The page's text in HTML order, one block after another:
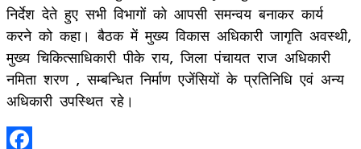
निर्देश देते हुए सभी विभागों को आपसी समन्वय बनाकर कार्य
करने को कहा। बैठक में मुख्य विकास अधिकारी जागृति अवस्थी,
मुख्य चिकित्साधिकारी पीके राय, जिला पंचायत राज अधिकारी
नमिता शरण , सम्बन्धित निर्माण एजेंसियों के प्रतिनिधि एवं अन्य
अधिकारी उपस्थित रहे।